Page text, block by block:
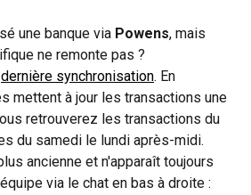
une banque via Powens, mais
ne remonte pas ?
dernière synchronisation. En
mettent à jour les transactions une
retrouverez les transactions du
du samedi le lundi après-midi.
ancienne et n'apparaît toujours
via le chat en bas à droite :